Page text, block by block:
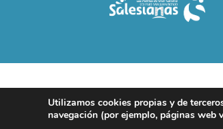
Utilizamos cookies propias y de
navegación (por ejemplo, páginas